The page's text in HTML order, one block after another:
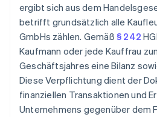
ergibt sich aus dem
betrifft grundsätzlich alle
GmbHs zählen. Gemäß § 242
Kaufmann oder jede Kauffrau
Geschäftsjahres eine Bilanz
Diese Verpflichtung dient der
finanziellen Transaktionen und
Unternehmens gegenüber dem